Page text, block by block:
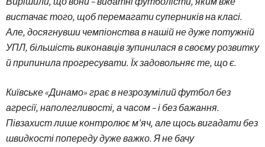
вистачає того, щоб перемагати суперників на класі.
Але, досягнувши чемпіонства в нашій не дуже потужній
УПЛ, більшість виконавців зупинилася в своєму розвитку
й припинила прогресувати. Їх задовольняє те, що є.
Київське «Динамо» грає в незрозумілий футбол без
агресії, наполегливості, а часом – і без бажання.
Півзахист лише контролює м’яч, але щось вигадати без
швидкості попереду дуже важко. Я не бачу